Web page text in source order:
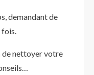
demandant de
fois.
de nettoyer votre